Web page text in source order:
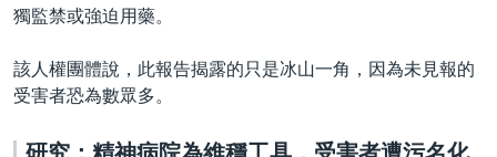
獨監禁或強迫用藥。
該人權團體說，此報告揭露的只是冰山一角，因為未見報的
受害者恐為數眾多。
研究：精神病院為維穩工具，受害者遭污名化